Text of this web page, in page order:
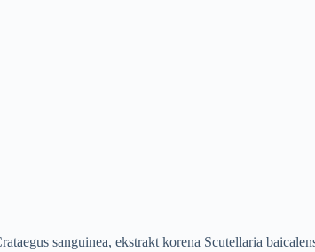
sanguinea, ekstrakt korena Scutellaria